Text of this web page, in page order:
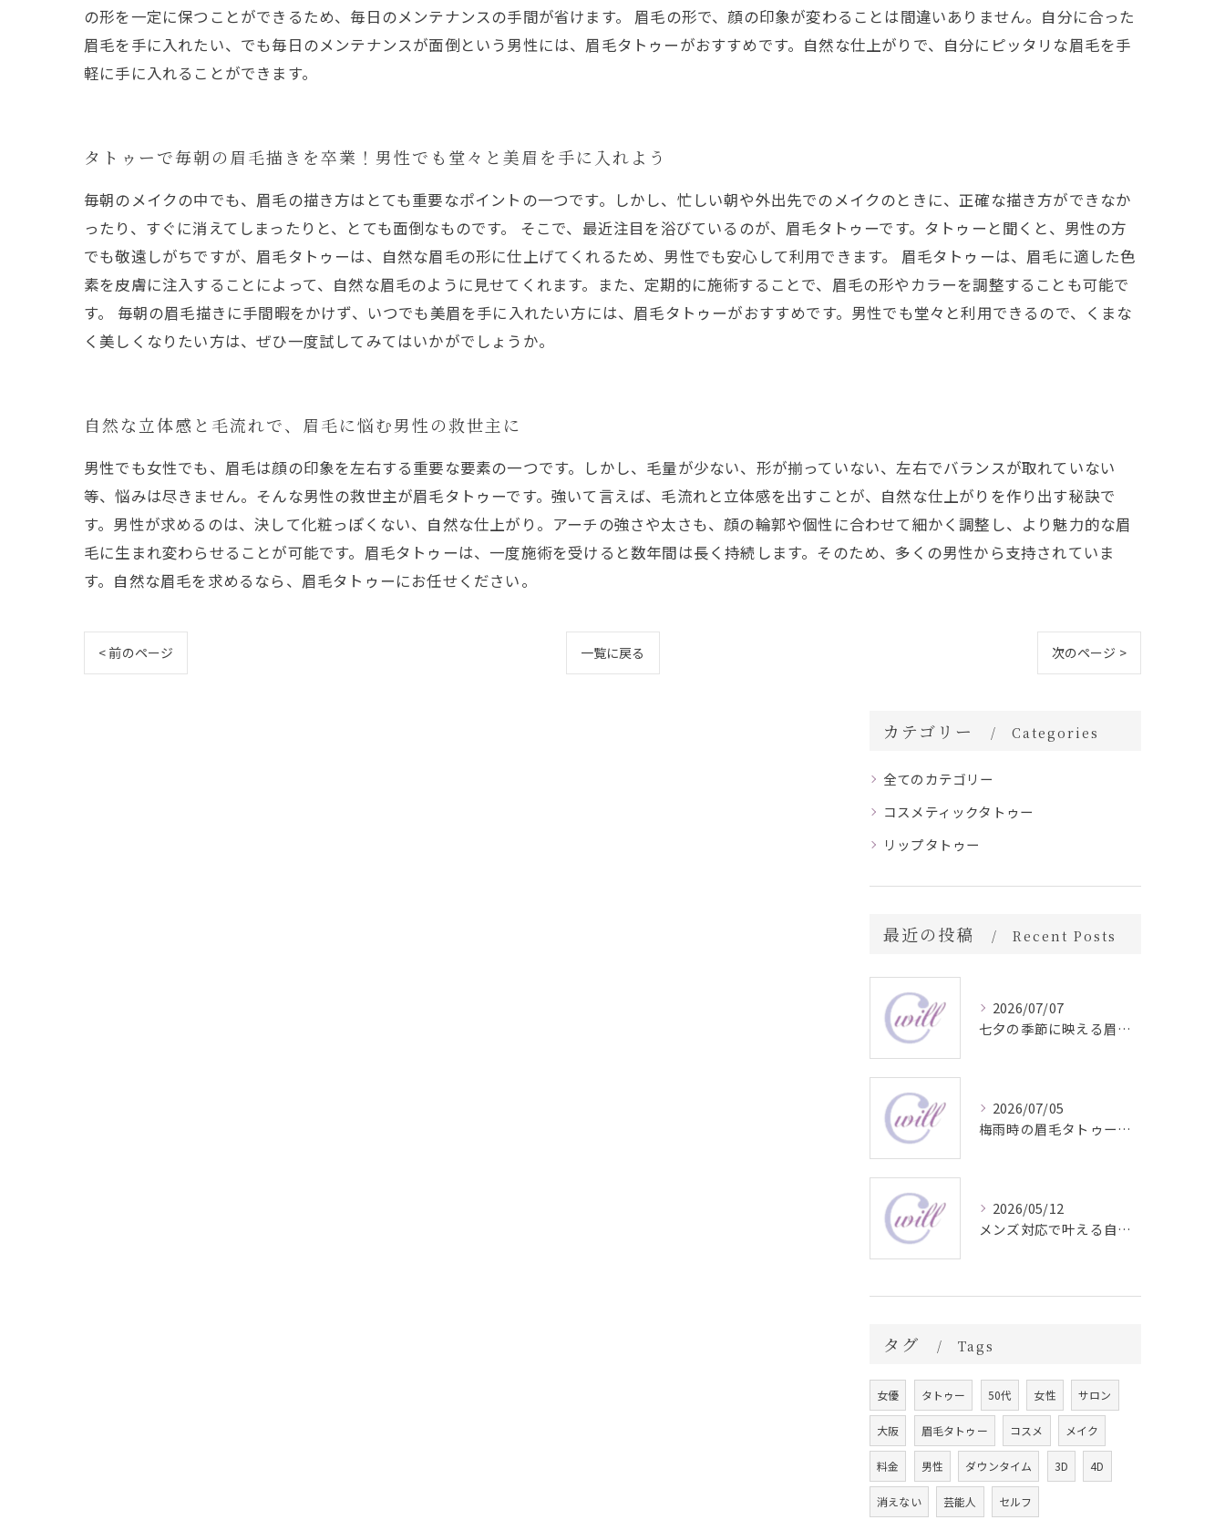
の形を一定に保つことができるため、毎日のメンテナンスの手間が省けます。 眉毛の形で、顔の印象が変わることは間違いありません。自分に合った
眉毛を手に入れたい、でも毎日のメンテナンスが面倒という男性には、眉毛タトゥーがおすすめです。自然な仕上がりで、自分にピッタリな眉毛を手
軽に手に入れることができます。
タトゥーで毎朝の眉毛描きを卒業！男性でも堂々と美眉を手に入れよう
毎朝のメイクの中でも、眉毛の描き方はとても重要なポイントの一つです。しかし、忙しい朝や外出先でのメイクのときに、正確な描き方ができなか
ったり、すぐに消えてしまったりと、とても面倒なものです。 そこで、最近注目を浴びているのが、眉毛タトゥーです。タトゥーと聞くと、男性の方
でも敬遠しがちですが、眉毛タトゥーは、自然な眉毛の形に仕上げてくれるため、男性でも安心して利用できます。 眉毛タトゥーは、眉毛に適した色
素を皮膚に注入することによって、自然な眉毛のように見せてくれます。また、定期的に施術することで、眉毛の形やカラーを調整することも可能で
す。 毎朝の眉毛描きに手間暇をかけず、いつでも美眉を手に入れたい方には、眉毛タトゥーがおすすめです。男性でも堂々と利用できるので、くまな
く美しくなりたい方は、ぜひ一度試してみてはいかがでしょうか。
自然な立体感と毛流れで、眉毛に悩む男性の救世主に
男性でも女性でも、眉毛は顔の印象を左右する重要な要素の一つです。しかし、毛量が少ない、形が揃っていない、左右でバランスが取れていない
等、悩みは尽きません。そんな男性の救世主が眉毛タトゥーです。強いて言えば、毛流れと立体感を出すことが、自然な仕上がりを作り出す秘訣で
す。男性が求めるのは、決して化粧っぽくない、自然な仕上がり。アーチの強さや太さも、顔の輪郭や個性に合わせて細かく調整し、より魅力的な眉
毛に生まれ変わらせることが可能です。眉毛タトゥーは、一度施術を受けると数年間は長く持続します。そのため、多くの男性から支持されていま
す。自然な眉毛を求めるなら、眉毛タトゥーにお任せください。
< 前のページ 一覧に戻る 次のページ >
カテゴリー Categories
全てのカテゴリー
コスメティックタトゥー
リップタトゥー
最近の投稿 Recent Posts
2026/07/07
七夕の季節に映える眉毛タトゥー技術
2026/07/05
梅雨時の眉毛タトゥー美容法
2026/05/12
メンズ対応で叶える自然な眉毛タトゥーの魅力
タグ Tags
女優 タトゥー 50代 女性 サロン
大阪 眉毛タトゥー コスメ メイク
料金 男性 ダウンタイム 3D 4D
消えない 芸能人 セルフ